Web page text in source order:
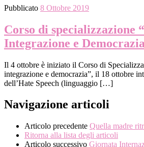
Pubblicato 8 Ottobre 2019
Corso di specializzazione
Integrazione e
Il 4 ottobre è iniziato il Corso di
integrazione e democrazia”, il 18 ottobre
dell’Hate Speech (linguaggio […]
Navigazione articoli
Articolo precedente Quella madre
Ritorna alla lista degli articoli
Articolo successivo Giornata